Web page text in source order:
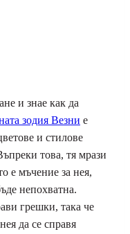
и знае как да
зодия Везни е
и стилове
това, тя мрази
е мъчение за нея,
непохватна.
грешки, така че
да се справя